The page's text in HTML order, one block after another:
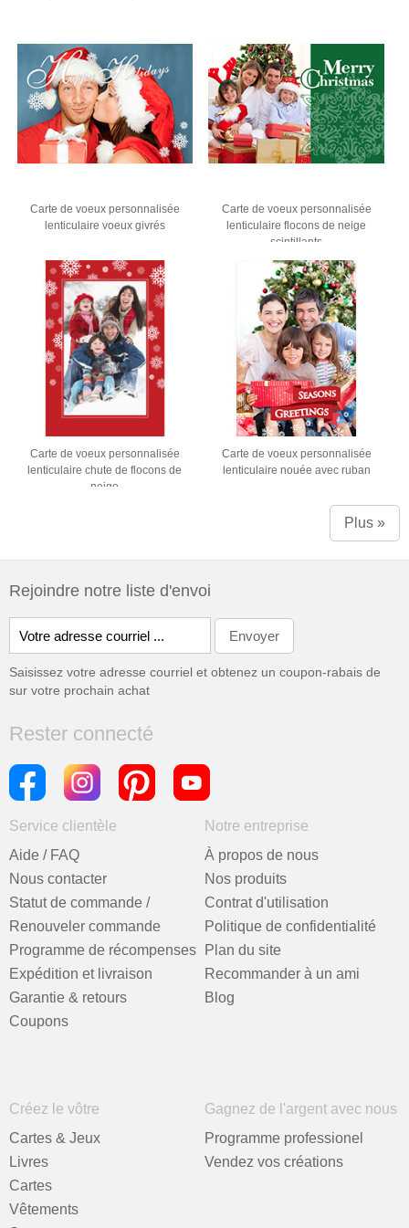
Carte de voeux personnalisée
lenticulaire voeux givrés
Carte de voeux personnalisée
lenticulaire flocons de neige
scintillants
Carte de voeux personnalisée
lenticulaire chute de flocons de
neige
Carte de voeux personnalisée
lenticulaire nouée avec ruban
Plus »
Rejoindre notre liste d'envoi
Saisissez votre adresse courriel et obtenez un coupon-rabais de
sur votre prochain achat
Rester connecté
Service clientèle
Aide / FAQ
Nous contacter
Statut de commande /
Renouveler commande
Programme de récompenses
Expédition et livraison
Garantie & retours
Coupons
Notre entreprise
À propos de nous
Nos produits
Contrat d'utilisation
Politique de confidentialité
Plan du site
Recommander à un ami
Blog
Créez le vôtre
Cartes & Jeux
Livres
Cartes
Vêtements
Gagnez de l'argent avec nous
Programme professionel
Vendez vos créations